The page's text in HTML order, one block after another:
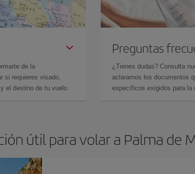
de la
si requieres visado,
el destino de tu vuelo.
Preguntas
¿Tienes dudas? Consulta
aclaramos los documentos
específicos exigidos para la
útil para volar a Palma de